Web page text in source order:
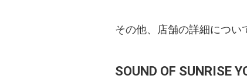
その他、店舗の詳細につい
SOUND OF SUNRISE